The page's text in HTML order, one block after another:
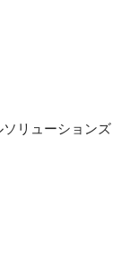
ソリューションズ